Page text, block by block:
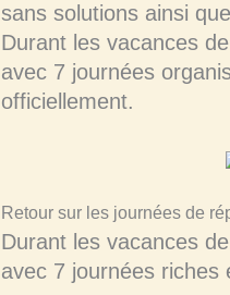
sans solutions ainsi
Durant les vacances
avec 7 journées
officiellement.
Retour sur les journées de
Durant les vacances
avec 7 journées riches